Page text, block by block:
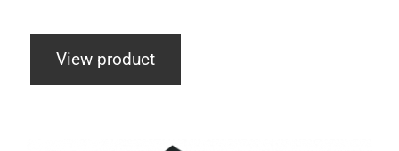
View product